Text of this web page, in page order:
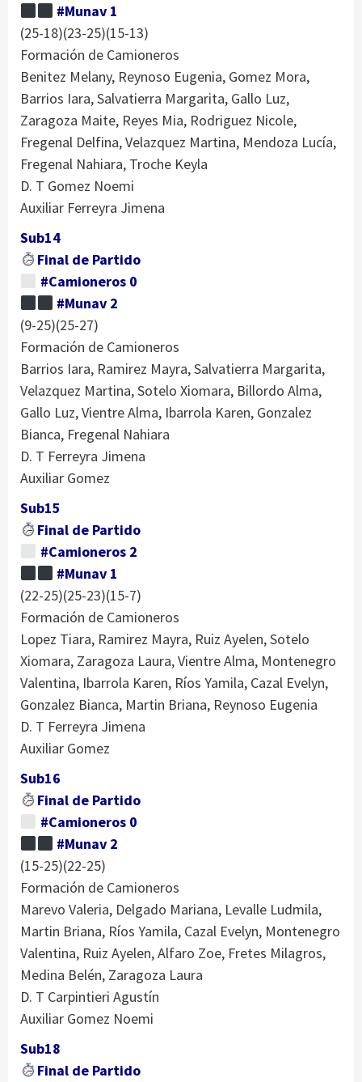
#Munav 1
(25-18)(23-25)(15-13)
Formación de Camioneros
Benitez Melany, Reynoso Eugenia, Gomez Mora,
Barrios Iara, Salvatierra Margarita, Gallo Luz,
Zaragoza Maite, Reyes Mia, Rodriguez Nicole,
Fregenal Delfina, Velazquez Martina, Mendoza Lucía,
Fregenal Nahiara, Troche Keyla
D. T Gomez Noemi
Auxiliar Ferreyra Jimena
Sub14
Final de Partido
#Camioneros 0
#Munav 2
(9-25)(25-27)
Formación de Camioneros
Barrios Iara, Ramirez Mayra, Salvatierra Margarita,
Velazquez Martina, Sotelo Xiomara, Billordo Alma,
Gallo Luz, Vientre Alma, Ibarrola Karen, Gonzalez
Bianca, Fregenal Nahiara
D. T Ferreyra Jimena
Auxiliar Gomez
Sub15
Final de Partido
#Camioneros 2
#Munav 1
(22-25)(25-23)(15-7)
Formación de Camioneros
Lopez Tiara, Ramirez Mayra, Ruiz Ayelen, Sotelo
Xiomara, Zaragoza Laura, Vientre Alma, Montenegro
Valentina, Ibarrola Karen, Ríos Yamila, Cazal Evelyn,
Gonzalez Bianca, Martin Briana, Reynoso Eugenia
D. T Ferreyra Jimena
Auxiliar Gomez
Sub16
Final de Partido
#Camioneros 0
#Munav 2
(15-25)(22-25)
Formación de Camioneros
Marevo Valeria, Delgado Mariana, Levalle Ludmila,
Martin Briana, Ríos Yamila, Cazal Evelyn, Montenegro
Valentina, Ruiz Ayelen, Alfaro Zoe, Fretes Milagros,
Medina Belén, Zaragoza Laura
D. T Carpintieri Agustín
Auxiliar Gomez Noemi
Sub18
Final de Partido